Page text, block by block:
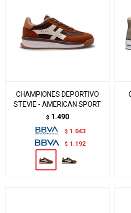
CHAMPIONES DEPORTIVO
STEVIE - AMERICAN SPORT
$ 1.490
$ 1.043
$ 1.192